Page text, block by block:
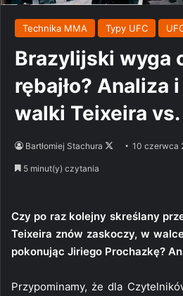
Technika MMA Typy UFC
Brazylijski wyga
rębajło? Analiza
walki Teixeira
Bartłomiej Stachura
Follow10 czerwca
5 minut(y) czytania
Czy po raz kolejny skreślany
Teixeira znów zaskoczy, w
pokonując Jiriego Prochazkę?
Przypominamy, że dla